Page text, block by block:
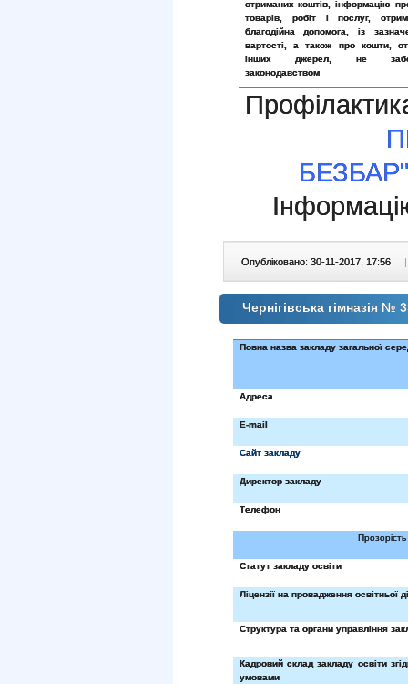
отриманих коштів, інформацію
товарів, робіт і послуг,
благодійна допомога, із
вартості, а також про кошти,
інших джерел, не
законодавством
Опубліковано: 30-11-2017, 17:56 |
Чернігівська гімназія №
Повна назва закладу загальної
Адреса
E-mail
Сайт закладу
Директор закладу
Телефон
Прозорість
Статут закладу освіти
Ліцензії на провадження освітньої
Структура та органи управління
Кадровий склад закладу освіти
умовами